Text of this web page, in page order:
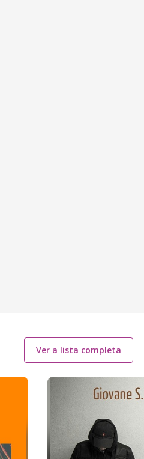
Ver a lista completa